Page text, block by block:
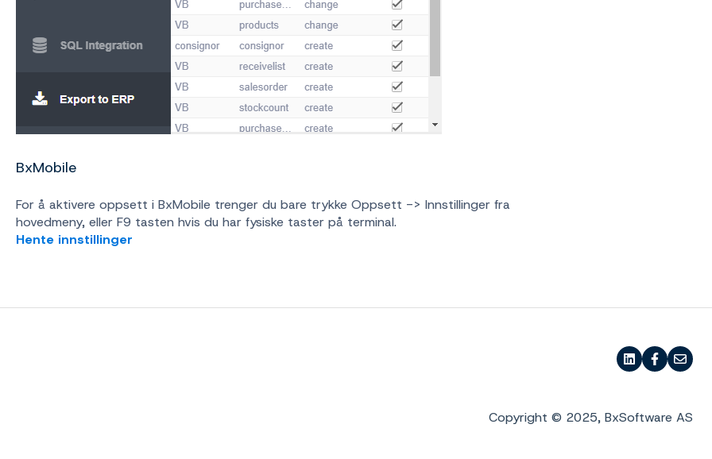
BxMobile
For å aktivere oppsett i BxMobile trenger du bare trykke Oppsett -> Innstillinger fra
hovedmeny, eller F9 tasten hvis du har fysiske taster på terminal.
Hente innstillinger
Copyright © 2025, BxSoftware AS